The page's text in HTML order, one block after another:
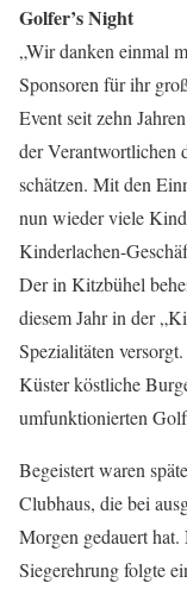
Golfer’s Night
„Wir danken einmal
Sponsoren für ihr
Event seit zehn
der Verantwortlichen
schätzen. Mit den
nun wieder viele
Kinderlachen-
Der in Kitzbühel
diesem Jahr in der
Spezialitäten
Küster köstliche
umfunktionierten
Begeistert waren
Clubhaus, die bei
Morgen gedauert
Siegerehrung folgte